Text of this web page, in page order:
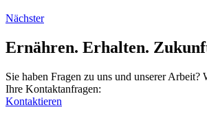
Nächster
Ernähren. Erhalten.
Sie haben Fragen zu uns und unserer Arbeit?
Ihre Kontaktanfragen:
Kontaktieren